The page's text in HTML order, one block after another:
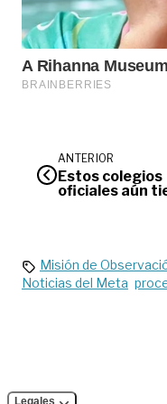
ANTERIOR
Estos colegios
oficiales aún
Misión de
Noticias del Meta